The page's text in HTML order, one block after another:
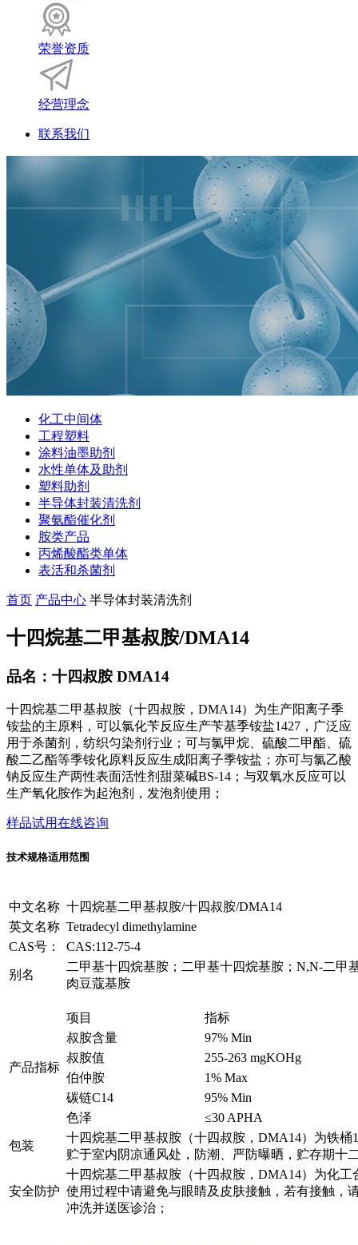
荣誉资质
经营理念
联系我们
化工中间体
工程塑料
涂料油墨助剂
水性单体及助剂
塑料助剂
半导体封装清洗剂
聚氨酯催化剂
胺类产品
丙烯酸酯类单体
表活和杀菌剂
首页 产品中心 半导体封装清洗剂
十四烷基二甲基叔胺/DMA14
品名：十四叔胺 DMA14
十四烷基二甲基叔胺（十四叔胺，DMA14）为生产阳离子季
铵盐的主原料，可以氯化苄反应生产苄基季铵盐1427，广泛应
用于杀菌剂，纺织匀染剂行业；可与氯甲烷、硫酸二甲酯、硫
酸二乙酯等季铵化原料反应生成阳离子季铵盐；亦可与氯乙酸
钠反应生产两性表面活性剂甜菜碱BS-14；与双氧水反应可以
生产氧化胺作为起泡剂，发泡剂使用；
样品试用在线咨询
技术规格适用范围
中文名称 十四烷基二甲基叔胺/十四叔胺/DMA14
英文名称 Tetradecyl dimethylamine
CAS号：
CAS:112-75-4
别名
二甲基十四烷基胺；二甲基十四烷基胺；N,N-二甲
肉豆蔻基胺
产品指标
项目
指标
叔胺含量
97% Min
叔胺值
255-263 mgKOHg
伯仲胺
1% Max
碳链C14
95% Min
色泽
≤30 APHA
包装
十四烷基二甲基叔胺（十四叔胺，DMA14）为铁桶
贮于室内阴凉通风处，防潮、严防曝晒，贮存期十
安全防护
十四烷基二甲基叔胺（十四叔胺，DMA14）为化工
使用过程中请避免与眼睛及皮肤接触，若有接触，
冲洗并送医诊治；